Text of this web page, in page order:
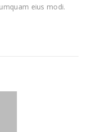
eius modi.